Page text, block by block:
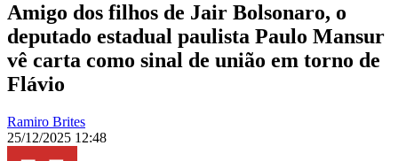
Amigo dos filhos de Jair Bolsonaro, o
deputado estadual paulista Paulo Mansur
vê carta como sinal de união em torno de
Flávio
Ramiro Brites
25/12/2025 12:48